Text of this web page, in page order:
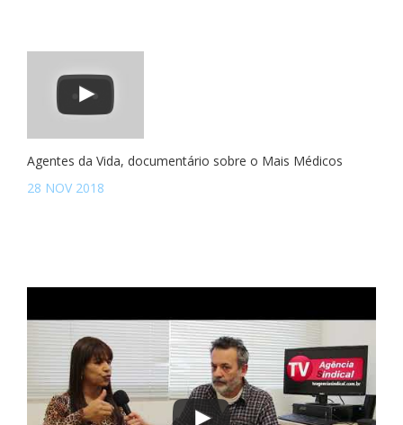
Agentes da Vida, documentário sobre o Mais Médicos
28 NOV 2018